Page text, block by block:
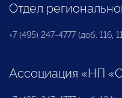
Отдел
+7 (495) 247-4777 (доб. 116,
Ассоциация «НП